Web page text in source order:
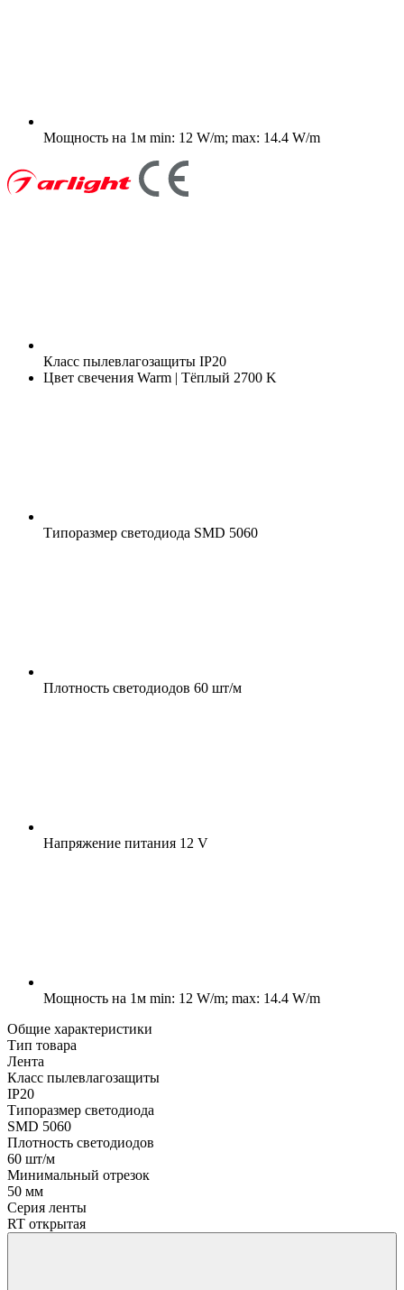
Мощность на 1м min: 12 W/m; max: 14.4 W/m
Класс пылевлагозащиты IP20
Цвет свечения Warm | Тёплый 2700 K
Типоразмер светодиода SMD 5060
Плотность светодиодов 60 шт/м
Напряжение питания 12 V
Мощность на 1м min: 12 W/m; max: 14.4 W/m
Общие характеристики
Тип товара
Лента
Класс пылевлагозащиты
IP20
Типоразмер светодиода
SMD 5060
Плотность светодиодов
60 шт/м
Минимальный отрезок
50 мм
Серия ленты
RT открытая